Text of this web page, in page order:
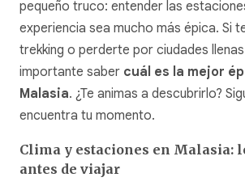
pequeño truco: entender las
experiencia sea mucho más épica. Si
trekking o perderte por ciudades
importante saber cuál es la mejor
Malasia. ¿Te animas a descubrirlo?
encuentra tu momento.
Clima y estaciones en Malasia:
antes de viajar